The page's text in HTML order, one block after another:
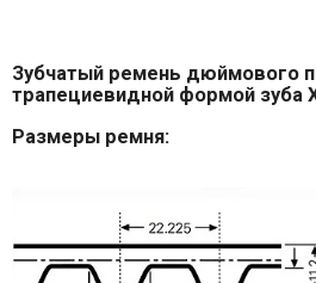
Зубчатый ремень дюймового
трапециевидной формой зуба
Размеры ремня: